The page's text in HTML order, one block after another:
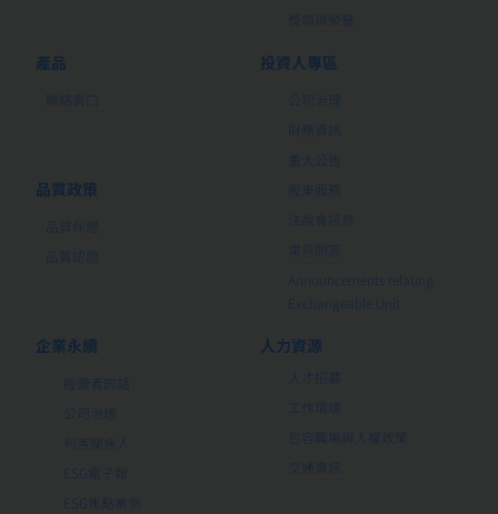
獎項與榮譽
產品
聯絡窗口
品質政策
品質保證
品質認證
投資人專區
公司治理
財務資訊
重大公告
股東服務
法說會訊息
常見問答
Announcements relating
Exchangeable Unit
企業永續
經營者的話
公司治理
利害關係人
ESG電子報
ESG焦點案例
人力資源
人才招募
工作環境
包容職場與人權政策
交通資訊